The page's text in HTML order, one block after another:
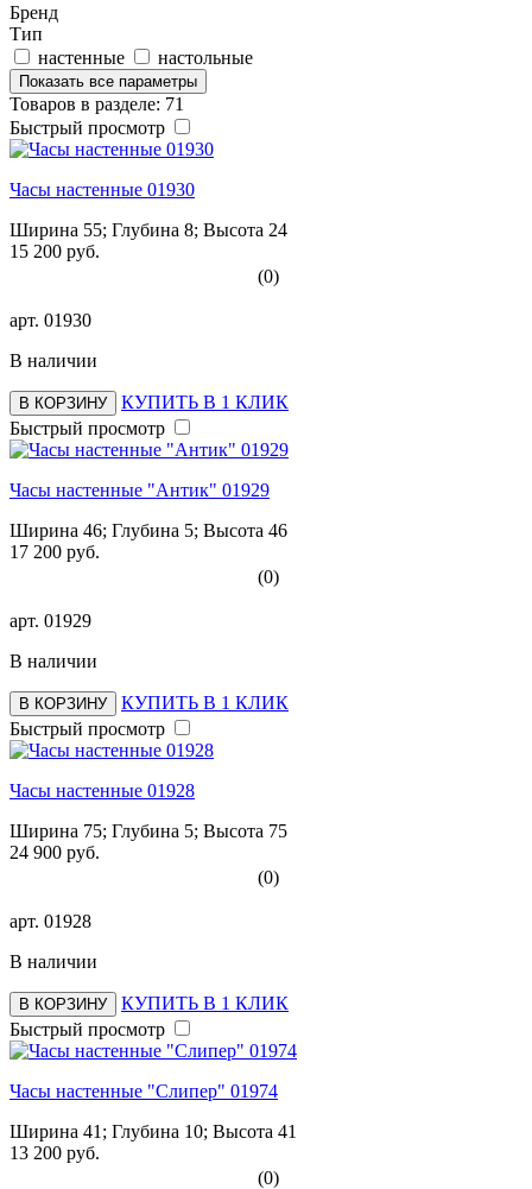
Бренд
Тип
настенные
настольные
Показать все параметры
Товаров в разделе: 71
Быстрый просмотр
Часы настенные 01930
Ширина 55; Глубина 8; Высота 24
15 200 руб.
(0)
арт. 01930
В наличии
В КОРЗИНУ
КУПИТЬ В 1 КЛИК
Быстрый просмотр
Часы настенные "Антик" 01929
Ширина 46; Глубина 5; Высота 46
17 200 руб.
(0)
арт. 01929
В наличии
В КОРЗИНУ
КУПИТЬ В 1 КЛИК
Быстрый просмотр
Часы настенные 01928
Ширина 75; Глубина 5; Высота 75
24 900 руб.
(0)
арт. 01928
В наличии
В КОРЗИНУ
КУПИТЬ В 1 КЛИК
Быстрый просмотр
Часы настенные "Слипер" 01974
Ширина 41; Глубина 10; Высота 41
13 200 руб.
(0)